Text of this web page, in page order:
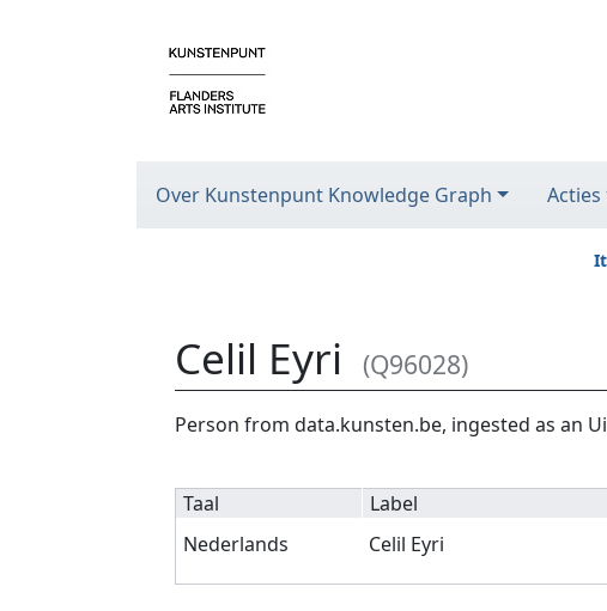
Over Kunstenpunt Knowledge Graph Acties
Celil Eyri (Q96028)
Ga naar:navigatie,zoeken
Person from data.kunsten.be, ingested as an
Taal Label
Nederlands
Celil Eyri